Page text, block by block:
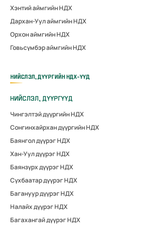
Хэнтий аймгийн НДХ
Дархан-Уул аймгийн НДХ
Орхон аймгийн НДХ
Говьсүмбэр аймгийн НДХ
НИЙСЛЭЛ, ДҮҮРГИЙН НДХ-ҮҮД
НИЙСЛЭЛ, ДҮҮРГҮҮД
Чингэлтэй дүүргийн НДХ
Сонгинхайрхан дүүргийн НДХ
Баянгол дүүрэг НДХ
Хан-Уул дүүрэг НДХ
Баянзүрх дүүрэг НДХ
Сүхбаатар дүүрэг НДХ
Багануур дүүрэг НДХ
Налайх дүүрэг НДХ
Багахангай дүүрэг НДХ